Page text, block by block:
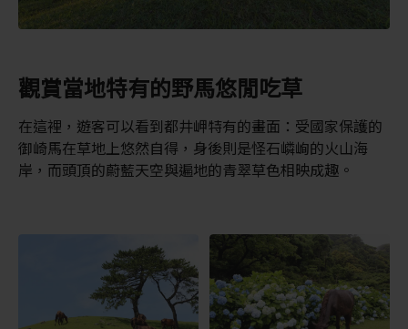
觀賞當地特有的野馬悠閒吃草
在這裡，遊客可以看到都井岬特有的畫面：受國家保護的
御崎馬在草地上悠然自得，身後則是怪石嶙峋的火山海
岸，而頭頂的蔚藍天空與遍地的青翠草色相映成趣。